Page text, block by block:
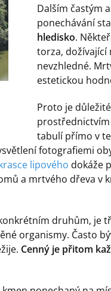
Dalším častým
ponechávání
hledisko.
torza, dožívající
nevzhledné.
estetickou
Proto je
tabulí přímo v
fotografiemi
lipového dokáže
a mrtvého dřeva v
druhům, je
organismy. Často
Cenný je přitom